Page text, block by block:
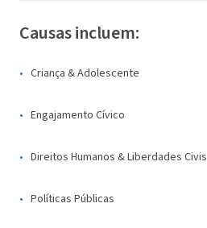
Causas incluem:
Criança & Adolescente
Engajamento Cívico
Direitos Humanos & Liberdades Civis
Políticas Públicas